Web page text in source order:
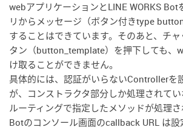
webアプリケーションとLINE WORKS
リからメッセージ（ボタン付きtype
することはできています。そのあと、チ
タン（button_template）を押下しても、
け取ることができません。
具体的には、認証がいらないControllerを
が、コンストラクタ部分しか処理されてい
ルーティングで指定したメソッドが処理さ
Botのコンソール画面のcallback URL は設